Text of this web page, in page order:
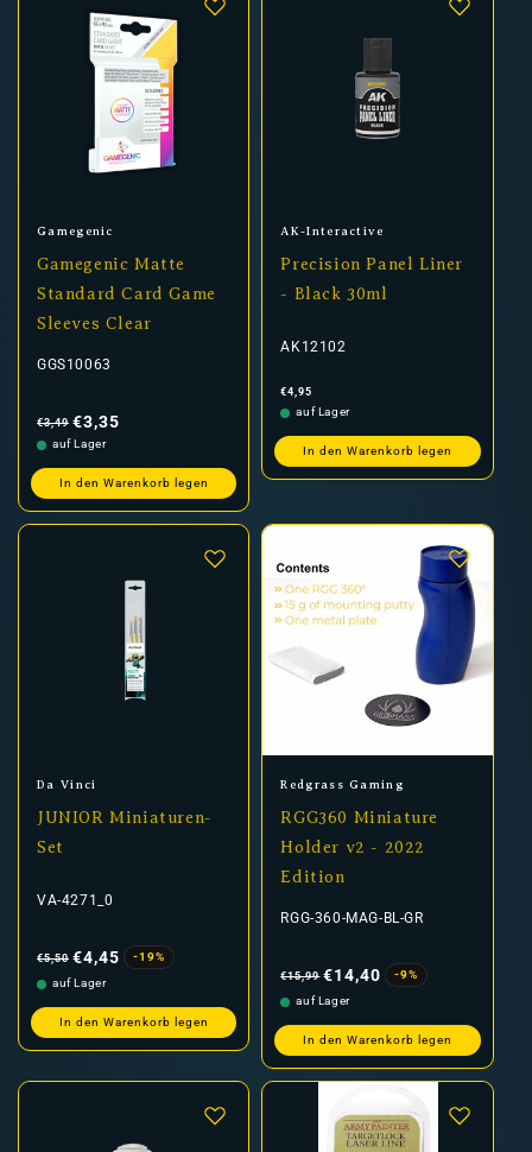
Anbieter:
Gamegenic
Gamegenic Matte
Standard Card Game
Sleeves Clear
GGS10063
Preis
€3,49 €3,35
auf Lager
In den Warenkorb legen
Anbieter:
AK-Interactive
Precision Panel Liner
- Black 30ml
AK12102
Normaler
Preis
€4,95
auf Lager
In den Warenkorb legen
Anbieter:
Da Vinci
JUNIOR Miniaturen-
Set
VA-4271_0
Preis
€5,50 €4,45
-19%
auf Lager
In den Warenkorb legen
Anbieter:
Redgrass Gaming
RGG360 Miniature
Holder v2 - 2022
Edition
RGG-360-MAG-BL-GR
Preis
€15,99 €14,40
-9%
auf Lager
In den Warenkorb legen